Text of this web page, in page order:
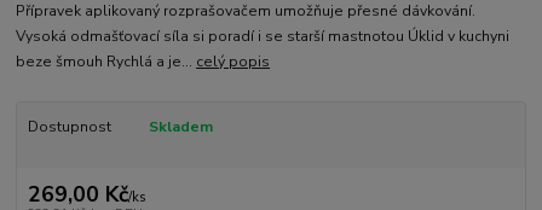
Přípravek aplikovaný rozprašovačem umožňuje přesné dávkování.
Vysoká odmašťovací síla si poradí i se starší mastnotou Úklid v kuchyni
beze šmouh Rychlá a je... celý popis
Dostupnost Skladem
269,00 Kč/ks